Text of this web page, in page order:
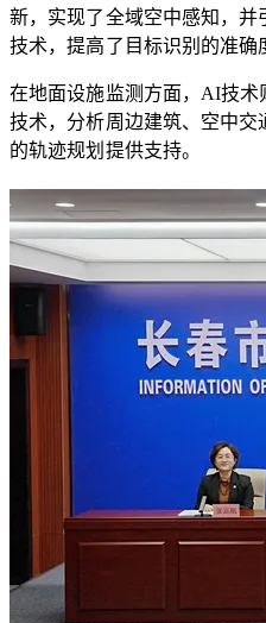
新，实现了全域空中感知，
技术，提高了目标识别的准确
在地面设施监测方面，AI技
技术，分析周边建筑、空中
的轨迹规划提供支持。